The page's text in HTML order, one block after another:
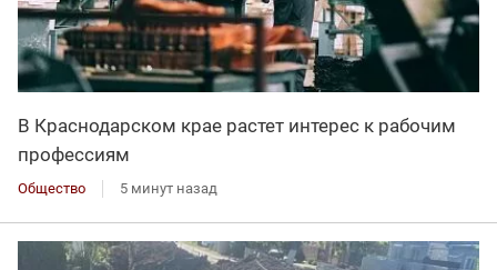
В Краснодарском крае растет интерес к рабочим
профессиям
Общество 5 минут назад